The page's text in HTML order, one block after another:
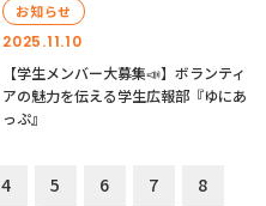
2025.11.10
お知らせ
【学生メンバー大募集📣】ボランティ
アの魅力を伝える学生広報部『ゆにあ
っぷ』
4 5 6 7
8